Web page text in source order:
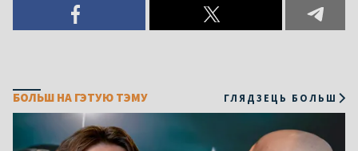
БОЛЬШ НА ГЭТУЮ ТЭМУ ГЛЯДЗЕЦЬ БОЛЬШ